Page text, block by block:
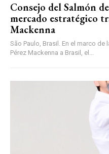
Consejo del Salmón
mercado estratégico
Mackenna
São Paulo, Brasil. En el marco
Pérez Mackenna a Brasil, el...